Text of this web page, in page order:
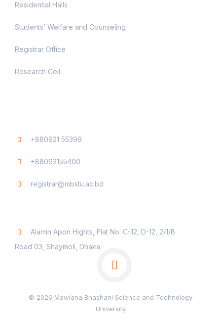
Residential Halls
Students’ Welfare and Counseling
Registrar Office
Research Cell
+880921 55399
+88092155400
registrar@mbstu.ac.bd
Alamin Apon Hights, Flat No. C-12, D-12, 2/1/B
Road 03, Shaymoli, Dhaka.
© 2026 Mawlana Bhashani Science and Technology
University